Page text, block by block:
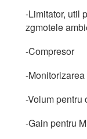
-Limitator, util
zgmotele
-Compresor
-
-Volum pentru
-Gain pentru